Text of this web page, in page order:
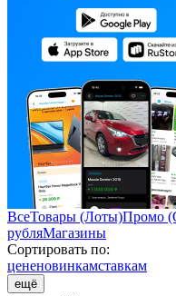
ВсеТовары (Лоты)Промо
рубляМагазины
Сортировать по:
цененовинкамставкам
ещё